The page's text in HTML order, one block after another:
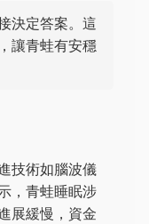
決定答案。這
讓青蛙有安穩
技術如腦波儀
，青蛙睡眠涉
展緩慢，資金